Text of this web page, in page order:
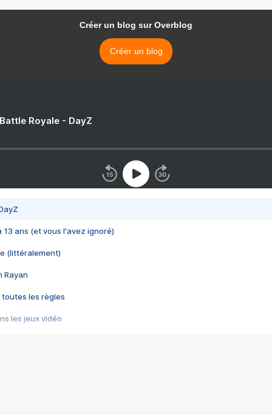
Créer un blog sur Overblog
Créer un blog
Royale - DayZ
13 ans (et vous l'avez ignoré)
(littéralement)
Rayan
toutes les règles
les jeux vidéo